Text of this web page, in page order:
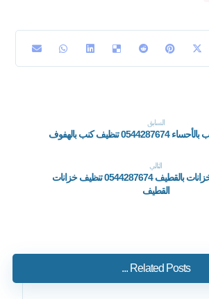
السابق
تنظيف كنب بالهفوف
التالي
شركة تنظيف خزانات بالقطيف 0544287674 تنظيف خزانات
القطيف
Related Posts ...